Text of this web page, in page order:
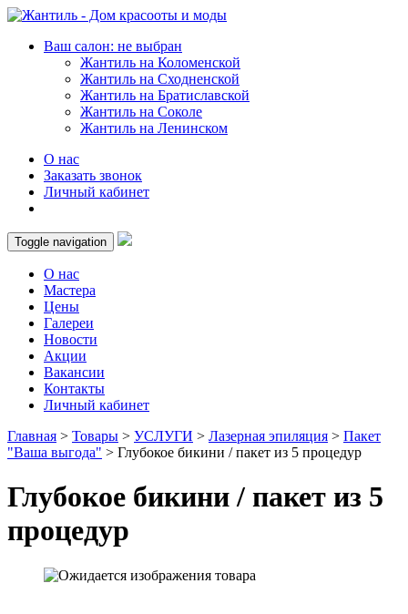
Ваш салон: не выбран
Жантиль на Коломенской
Жантиль на Сходненской
Жантиль на Братиславской
Жантиль на Соколе
Жантиль на Ленинском
О нас
Заказать звонок
Личный кабинет
Toggle navigation
О нас
Мастера
Цены
Галереи
Новости
Акции
Вакансии
Контакты
Личный кабинет
Главная > Товары > УСЛУГИ > Лазерная эпиляция > Пакет
"Ваша выгода" > Глубокое бикини / пакет из 5 процедур
Глубокое бикини / пакет из 5
процедур